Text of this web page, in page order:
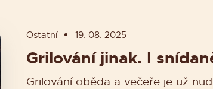
Ostatní 19. 08. 2025
Grilování jinak. I
Grilování oběda a večeře je už